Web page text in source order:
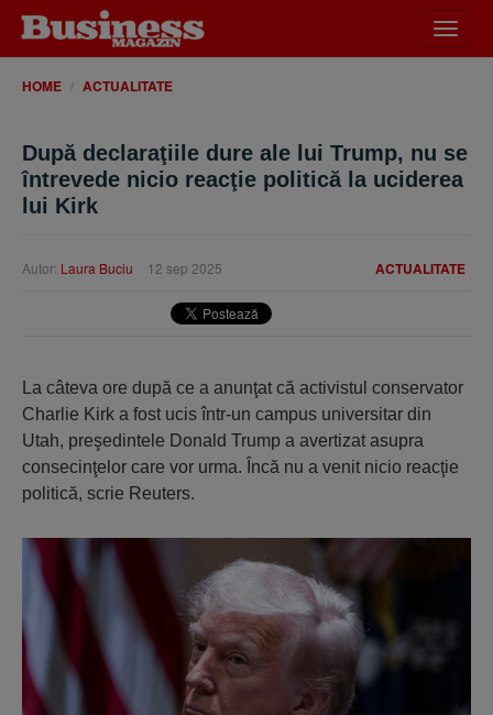
meniu
HOME ACTUALITATE
După declaraţiile dure ale lui Trump, nu se
întrevede nicio reacţie politică la uciderea
lui Kirk
ACTUALITATE
Autor: Laura Buciu 12 sep 2025
La câteva ore după ce a anunţat că activistul conservator
Charlie Kirk a fost ucis într-un campus universitar din
Utah, preşedintele Donald Trump a avertizat asupra
consecinţelor care vor urma. Încă nu a venit nicio reacţie
politică, scrie Reuters.